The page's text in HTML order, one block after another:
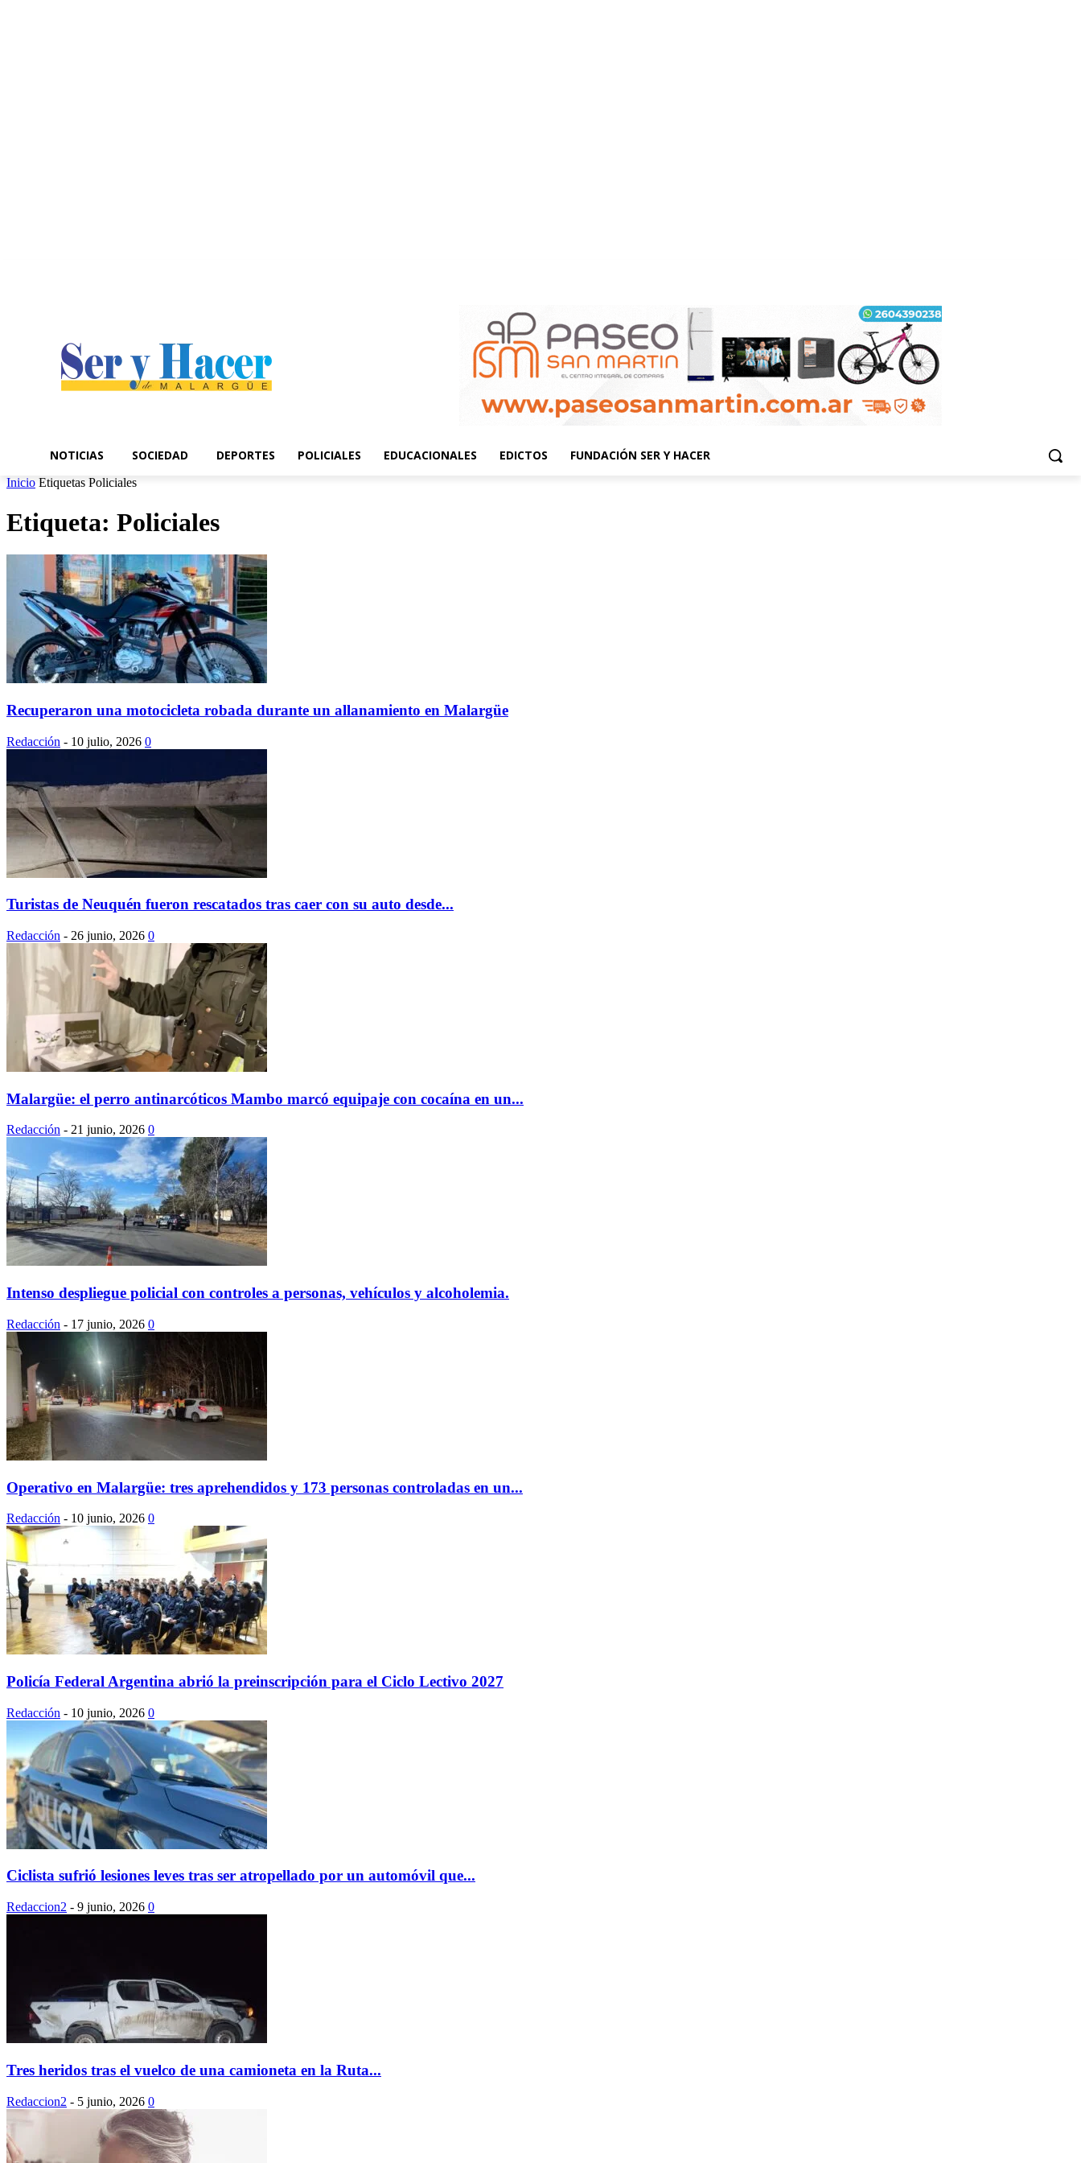
NOTICIAS SOCIEDAD DEPORTES POLICIALES EDUCACIONALES EDICTOS FUNDACIÓN SER Y HACER
Inicio Etiquetas Policiales
Etiqueta: Policiales
Recuperaron una motocicleta robada durante un allanamiento en Malargüe
Redacción - 10 julio, 2026 0
Turistas de Neuquén fueron rescatados tras caer con su auto desde...
Redacción - 26 junio, 2026 0
Malargüe: el perro antinarcóticos Mambo marcó equipaje con cocaína en un...
Redacción - 21 junio, 2026 0
Intenso despliegue policial con controles a personas, vehículos y alcoholemia.
Redacción - 17 junio, 2026 0
Operativo en Malargüe: tres aprehendidos y 173 personas controladas en un...
Redacción - 10 junio, 2026 0
Policía Federal Argentina abrió la preinscripción para el Ciclo Lectivo 2027
Redacción - 10 junio, 2026 0
Ciclista sufrió lesiones leves tras ser atropellado por un automóvil que...
Redaccion2 - 9 junio, 2026 0
Tres heridos tras el vuelco de una camioneta en la Ruta...
Redaccion2 - 5 junio, 2026 0